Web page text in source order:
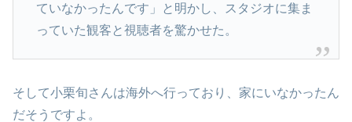
ていなかったんです」と明かし、スタジオに集ま
っていた観客と視聴者を驚かせた。
そして小栗旬さんは海外へ行っており、家にいなかったん
だそうですよ。